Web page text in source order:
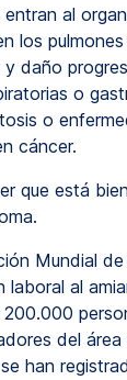
al
los
daño
o
o
cáncer.
que está
Mundial
laboral al
del
han